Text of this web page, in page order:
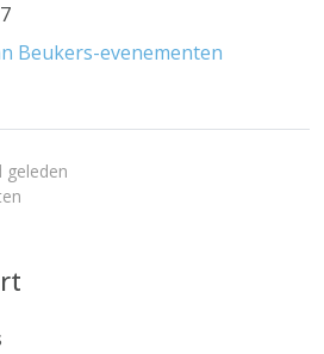
Beukers-evenementen
geleden